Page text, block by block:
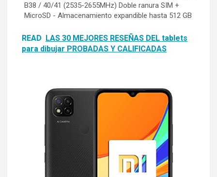
B38 / 40/41 (2535-2655MHz) Doble ranura SIM +
MicroSD - Almacenamiento expandible hasta 512 GB
READ LAS 30 MEJORES RESEÑAS DEL tablets
para dibujar PROBADAS Y CALIFICADAS